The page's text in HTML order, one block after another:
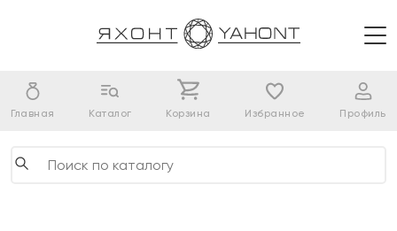
Главная Каталог Корзина Избранное Профиль